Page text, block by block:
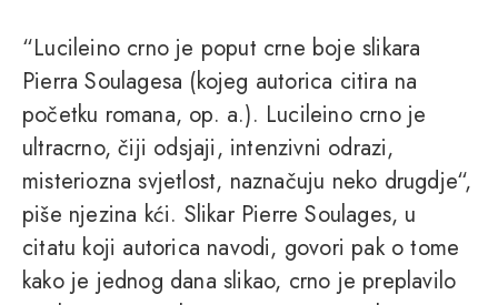
“Lucileino crno je poput crne boje slikara
Pierra Soulagesa (kojeg autorica citira na
početku romana, op. a.). Lucileino crno je
ultracrno, čiji odsjaji, intenzivni odrazi,
misteriozna svjetlost, naznačuju neko drugdje“,
piše njezina kći. Slikar Pierre Soulages, u
citatu koji autorica navodi, govori pak o tome
kako je jednog dana slikao, crno je preplavilo